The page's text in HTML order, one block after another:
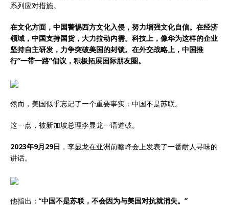
系列应对措施。
在文化方面，中国警惕西方文化入侵，努力增强文化自信。在经济
领域，中国支持国货，大力拉动内需。科技上，像华为这样的企业
坚持自主研发，力争突破美国的封锁。在外交战略上，中国推
行”一带一路”倡议，积极拓展国际朋友圈。
然而，美国似乎忘记了一个重要事实：中国不是苏联。
这一点，被新加坡总理李显龙一语道破。
2023年9月29日 ，李显龙在亚洲前瞻峰会上发表了一番耐人寻味的
讲话。
他指出：“中国不是苏联，不会因为与美国对抗就消失。”